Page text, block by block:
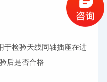
检验天线同轴插座在进
后是否合格